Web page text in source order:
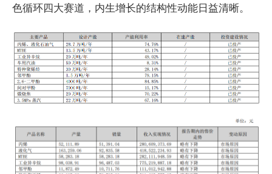
色循环四大赛道，内生增长的结构性动能日益清晰。